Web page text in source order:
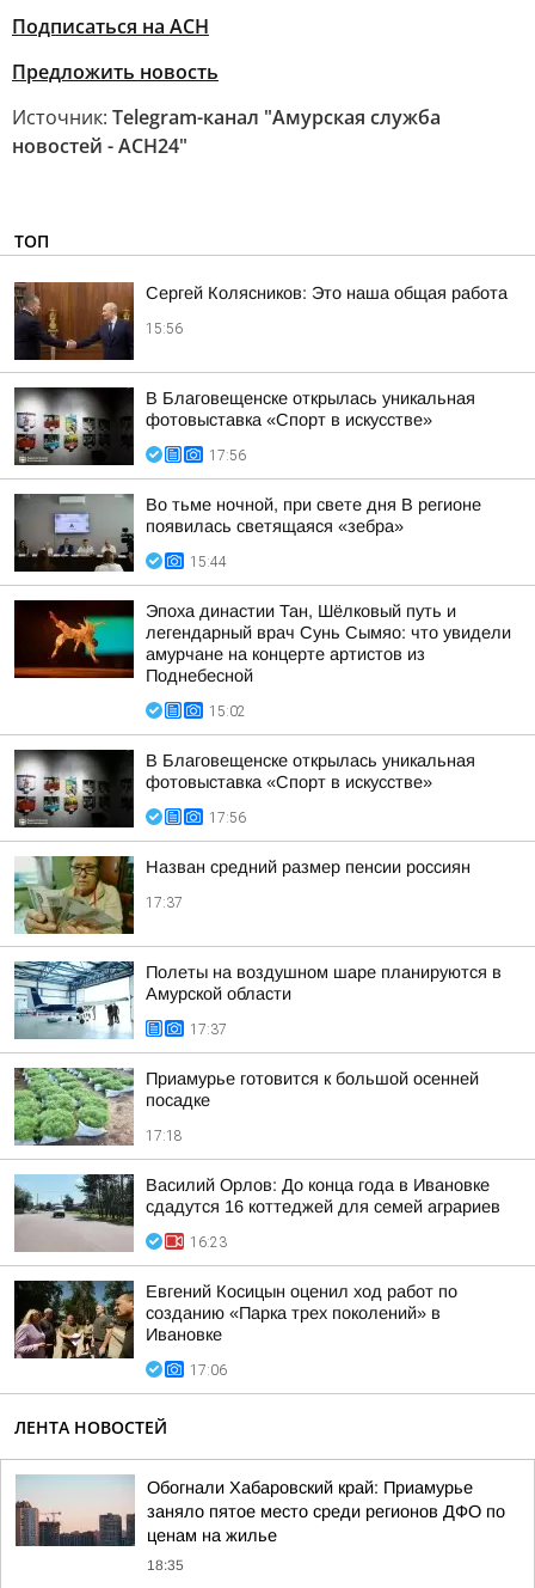
Подписаться на АСН
Предложить новость
Источник: Telegram-канал "Амурская служба
новостей - АСН24"
ТОП
Сергей Колясников: Это наша общая работа
15:56
В Благовещенске открылась уникальная
фотовыставка «Спорт в искусстве»
17:56
Во тьме ночной, при свете дня В регионе
появилась светящаяся «зебра»
15:44
Эпоха династии Тан, Шёлковый путь и
легендарный врач Сунь Сымяо: что увидели
амурчане на концерте артистов из
Поднебесной
15:02
В Благовещенске открылась уникальная
фотовыставка «Спорт в искусстве»
17:56
Назван средний размер пенсии россиян
17:37
Полеты на воздушном шаре планируются в
Амурской области
17:37
Приамурье готовится к большой осенней
посадке
17:18
Василий Орлов: До конца года в Ивановке
сдадутся 16 коттеджей для семей аграриев
16:23
Евгений Косицын оценил ход работ по
созданию «Парка трех поколений» в
Ивановке
17:06
ЛЕНТА НОВОСТЕЙ
Обогнали Хабаровский край: Приамурье
заняло пятое место среди регионов ДФО по
ценам на жилье
18:35